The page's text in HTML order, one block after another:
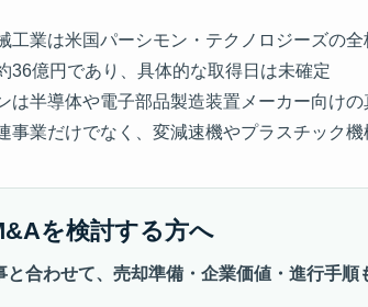
工業は米国パーシモン・テクノロジーズの
36億円であり、具体的な取得日は未確定
は半導体や電子部品製造装置メーカー向け
事業だけでなく、変減速機やプラスチック
を検討する方へ
と合わせて、売却準備・企業価値・進行手